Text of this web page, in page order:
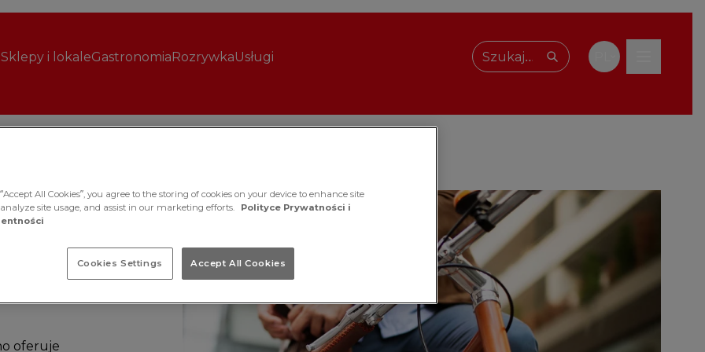
Sklepy i lokaleGastronomiaRozrywkaUsługi
Wpisz, czego szukasz
oferuje
All Cookies”, you agree to the storing of cookies on your device to enhance site
site usage, and assist in our marketing efforts.
Polityce Prywatności i
Cookies Settings Accept All Cookies